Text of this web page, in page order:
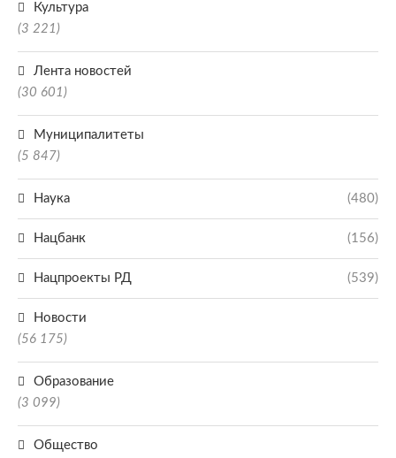
Культура
(3 221)
Лента новостей
(30 601)
Муниципалитеты
(5 847)
Наука (480)
Нацбанк (156)
Нацпроекты РД (539)
Новости
(56 175)
Образование
(3 099)
Общество